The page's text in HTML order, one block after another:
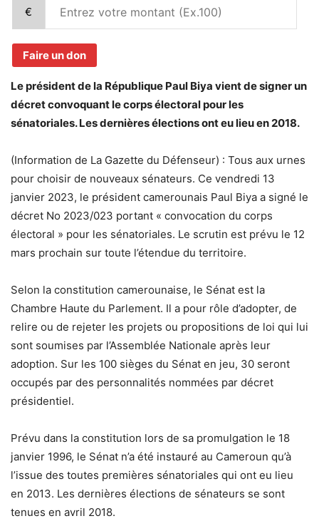
€
Faire un don
Le président de la République Paul Biya vient de signer un
décret convoquant le corps électoral pour les
sénatoriales. Les dernières élections ont eu lieu en 2018.
(Information de La Gazette du Défenseur) : Tous aux urnes
pour choisir de nouveaux sénateurs. Ce vendredi 13
janvier 2023, le président camerounais Paul Biya a signé le
décret No 2023/023 portant « convocation du corps
électoral » pour les sénatoriales. Le scrutin est prévu le 12
mars prochain sur toute l’étendue du territoire.
Selon la constitution camerounaise, le Sénat est la
Chambre Haute du Parlement. Il a pour rôle d’adopter, de
relire ou de rejeter les projets ou propositions de loi qui lui
sont soumises par l’Assemblée Nationale après leur
adoption. Sur les 100 sièges du Sénat en jeu, 30 seront
occupés par des personnalités nommées par décret
présidentiel.
Prévu dans la constitution lors de sa promulgation le 18
janvier 1996, le Sénat n’a été instauré au Cameroun qu’à
l’issue des toutes premières sénatoriales qui ont eu lieu
en 2013. Les dernières élections de sénateurs se sont
tenues en avril 2018.